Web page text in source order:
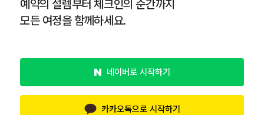
예약의 설렘부터 체크인의 순간까지
모든 여정을 함께하세요.
네이버로 시작하기
카카오톡으로 시작하기